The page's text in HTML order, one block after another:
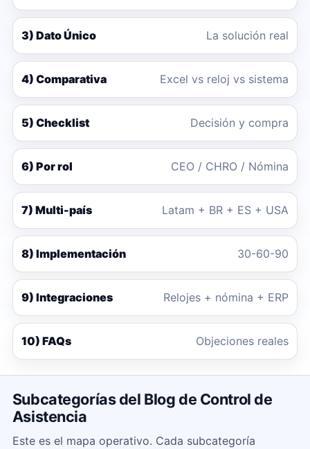
3) Dato Único La solución real
4) Comparativa Excel vs reloj vs sistema
5) Checklist Decisión y compra
6) Por rol CEO / CHRO / Nómina
7) Multi-país Latam + BR + ES + USA
8) Implementación 30-60-90
9) Integraciones Relojes + nómina + ERP
10) FAQs Objeciones reales
Subcategorías del Blog de Control de
Asistencia
Este es el mapa operativo. Cada subcategoría